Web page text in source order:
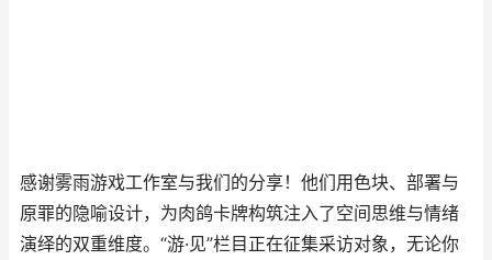
感谢雾雨游戏工作室与我们的分享！他们用色块、部署与
原罪的隐喻设计，为肉鸽卡牌构筑注入了空间思维与情绪
演绎的双重维度。“游·见”栏目正在征集采访对象，无论你